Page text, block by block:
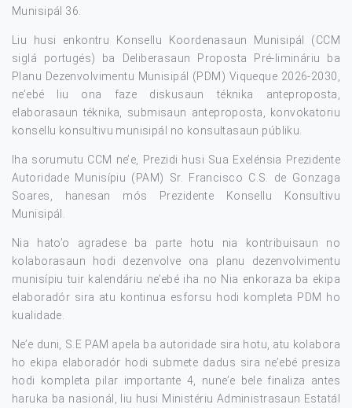
Munisipál 36.
Liu husi enkontru Konsellu Koordenasaun Munisipál (CCM
siglá portugés) ba Deliberasaun Proposta Pré-limináriu ba
Planu Dezenvolvimentu Munisipál (PDM) Viqueque 2026-2030,
ne’ebé liu ona faze diskusaun téknika anteproposta,
elaborasaun téknika, submisaun anteproposta, konvokatoriu
konsellu konsultivu munisipál no konsultasaun públiku.
Iha sorumutu CCM ne’e, Prezidi husi Sua Exelénsia Prezidente
Autoridade Munisípiu (PAM) Sr. Francisco C.S. de Gonzaga
Soares, hanesan mós Prezidente Konsellu Konsultivu
Munisipál.
Nia hato’o agradese ba parte hotu nia kontribuisaun no
kolaborasaun hodi dezenvolve ona planu dezenvolvimentu
munisípiu tuir kalendáriu ne’ebé iha no Nia enkoraza ba ekipa
elaboradór sira atu kontinua esforsu hodi kompleta PDM ho
kualidade.
Ne’e duni, S.E PAM apela ba autoridade sira hotu, atu kolabora
ho ekipa elaboradór hodi submete dadus sira ne’ebé presiza
hodi kompleta pilar importante 4, nune’e bele finaliza antes
haruka ba nasionál, liu husi Ministériu Administrasaun Estatál